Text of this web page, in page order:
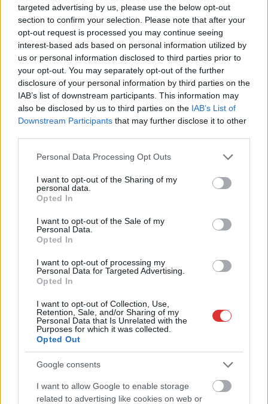
targeted advertising by us, please use the below opt-out
section to confirm your selection. Please note that after your
opt-out request is processed you may continue seeing
interest-based ads based on personal information utilized by
us or personal information disclosed to third parties prior to
your opt-out. You may separately opt-out of the further
disclosure of your personal information by third parties on the
IAB’s list of downstream participants. This information may
also be disclosed by us to third parties on the IAB’s List of
Downstream Participants that may further disclose it to other
Please note that this website/app uses one or more Google
not limited to your visit or usage behaviour. You may click to
grant or deny consent to Google and its third-party tags to
use your data for below specified purposes in below Google
consent section.
Personal Data Processing Opt Outs
I want to opt-out of the Sharing of my
personal data.
Opted In
I want to opt-out of the Sale of my
Personal Data.
Opted In
I want to opt-out of processing my
Personal Data for Targeted Advertising.
Opted In
I want to opt-out of Collection, Use,
Retention, Sale, and/or Sharing of my
Personal Data that Is Unrelated with the
Purposes for which it was collected.
Opted Out
Google consents
I want to allow Google to enable storage
related to advertising like cookies on web or
A kötelező sorkatonai szolgálat visszahozásáról
beszélt a honvédelmi miniszter
2022.03.07. Kiss Lajos
Kategorikusan nem
zárkózott el ettől
Benkő Tibor, de
szerinte a kormány
jelenleg nem tervez
ilyet. Igaz, szerinte
a lépést. Mire
készüljünk? A parlament honvédelmi és rendészeti
hétfőn. Vadai Ágnes többek között arra a kérdésre vár választ
Benkő Tibor honvédelmi minisztertől, hogy a kormány vissza
kérdést egy kiskunhalasi kampányrendezvényen is megkapta
a honvédelmi miniszter, miután az ukrajnai háborúról és a
soraiból jelentkezett egy férfi, aki arról beszélt, hogy sok-sok
honfitársához hasonlóan ő…
TOVÁBB OLVASOM
,visszaállítás